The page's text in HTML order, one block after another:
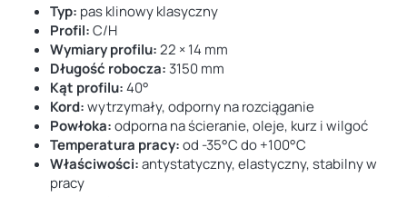
Typ: pas klinowy klasyczny
Profil:C/H
Wymiary profilu:22 × 14 mm
Długość robocza: 3150 mm
Kąt profilu:40°
Kord:wytrzymały, odporny na rozciąganie
Powłoka:odporna na ścieranie, oleje, kurz i wilgoć
Temperatura pracy:od -35°C do +100°C
Właściwości:antystatyczny, elastyczny, stabilny w
pracy